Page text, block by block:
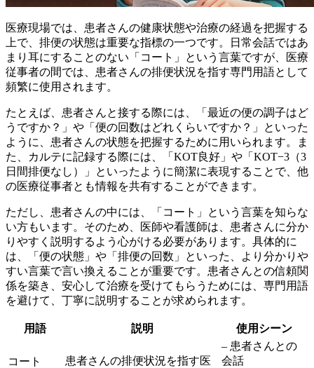
医療現場では、患者さんの健康状態や治療の経過を把握する
上で、排便の状態は重要な指標の一つです。日常会話ではあ
まり耳にすることのない「コート」という言葉ですが、医療
従事者の間では、患者さんの排便状況を指す専門用語として
頻繁に使用されます。
たとえば、患者さんと接する際には、「 最近の便の調子はど
うですか？ 」や「 便の回数はどれくらいですか？ 」といった
ように、患者さんの状態を把握するために用いられます。ま
た、カルテに記録する際には、「 KOT良好 」や「 KOT−3（3
日間排便なし）
」といったように簡潔に表現することで、他
の医療従事者とも情報を共有することができます。
ただし、患者さんの中には、「コート」という言葉を知らな
い方もいます。そのため、医師や看護師は、患者さんに分か
りやすく説明するよう心がける必要があります。具体的に
は、「便の状態」や「排便の回数」といった、より分かりや
すい言葉で言い換えることが重要です。患者さんとの信頼関
係を築き、安心して治療を受けてもらうためには、専門用語
を避けて、丁寧に説明することが求められます。
用語 説明 使用シーン
コート
患者さんの排便状況を指す医
– 患者さんとの
会話